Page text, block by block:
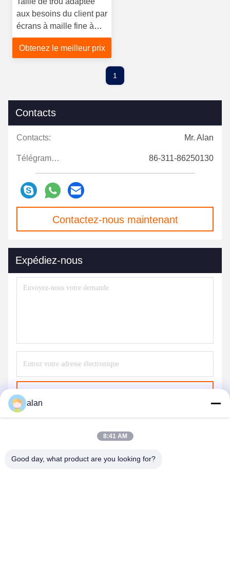
aux besoins du client par
écrans à maille fine à
haute densité de
polyuréthane
Obtenez le meilleur prix
1
Contacts
Contacts: Mr. Alan
Télégramme: 86-311-86250130
Contactez-nous maintenant
Expédiez-nous
alan
8:41 AM
Good day, what product are you looking for?